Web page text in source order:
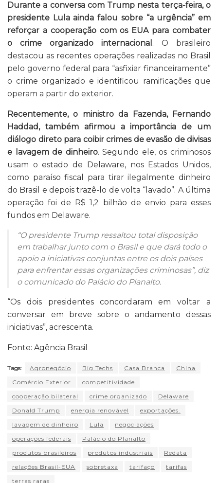
Durante a conversa com Trump nesta terça-feira, o
presidente Lula ainda falou sobre “a urgência” em
reforçar a cooperação com os EUA para combater
o crime organizado internacional . O brasileiro
destacou as recentes operações realizadas no Brasil
pelo governo federal para “asfixiar financeiramente”
o crime organizado e identificou ramificações que
operam a partir do exterior.
Recentemente, o ministro da Fazenda, Fernando
Haddad, também afirmou a importância de um
diálogo direto para coibir crimes de evasão de divisas
e lavagem de dinheiro. Segundo ele, os criminosos
usam o estado de Delaware, nos Estados Unidos,
como paraíso fiscal para tirar ilegalmente dinheiro
do Brasil e depois trazê-lo de volta “lavado”. A última
operação foi de R$ 1,2 bilhão de envio para esses
fundos em Delaware.
“O presidente Trump ressaltou total disposição
em trabalhar junto com o Brasil e que dará todo o
apoio a iniciativas conjuntas entre os dois países
para enfrentar essas organizações criminosas”, diz
o comunicado do Palácio do Planalto.
“Os dois presidentes concordaram em voltar a
conversar em breve sobre o andamento dessas
iniciativas”, acrescenta.
Fonte: Agência Brasil
Tags: Agronegócio Big Techs Casa Branca
China
Comércio Exterior
competitividade
cooperação bilateral
crime organizado
Delaware
Donald Trump
energia renovável
exportações.
lavagem de dinheiro
Lula
negociações
operações federais
Palácio do Planalto
produtos brasileiros
produtos industriais
Redata
relações Brasil-EUA
sobretaxa tarifaço
tarifas
terras raras